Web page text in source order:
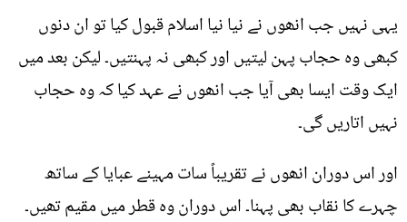
یہی نہیں جب انھوں نے نیا نیا اسلام قبول کیا تو ان دنوں
کبھی وہ حجاب پہن لیتیں اور کبھی نہ پہنتیں۔ لیکن بعد میں
ایک وقت ایسا بھی آیا جب انھوں نے عہد کیا کہ وہ حجاب
نہیں اتاریں گی۔
اور اس دوران انھوں نے تقریباً سات مہینے عبایا کے ساتھ
چہرے کا نقاب بھی پہنا۔ اس دوران وہ قطر میں مقیم تھیں۔